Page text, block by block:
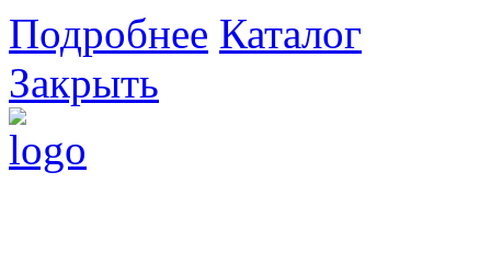
Подробнее Каталог
Закрыть